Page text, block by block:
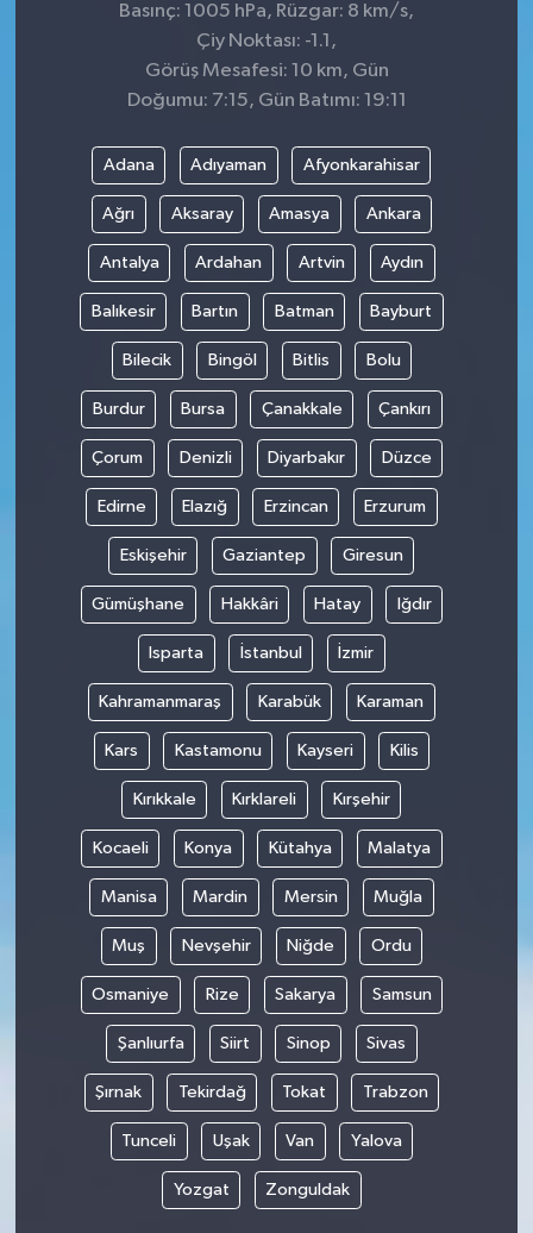
Basınç: 1005 hPa, Rüzgar: 8 km/s,
Çiy Noktası: -1.1,
Görüş Mesafesi: 10 km, Gün
Doğumu: 7:15, Gün Batımı: 19:11
Adana Adıyaman Afyonkarahisar
Ağrı Aksaray Amasya Ankara
Antalya Ardahan Artvin Aydın
Balıkesir Bartın Batman Bayburt
Bilecik Bingöl Bitlis Bolu
Burdur Bursa Çanakkale Çankırı
Çorum Denizli Diyarbakır Düzce
Edirne Elazığ Erzincan Erzurum
Eskişehir Gaziantep Giresun
Gümüşhane Hakkâri Hatay Iğdır
Isparta İstanbul İzmir
Kahramanmaraş Karabük Karaman
Kars Kastamonu Kayseri Kilis
Kırıkkale Kırklareli Kırşehir
Kocaeli Konya Kütahya Malatya
Manisa Mardin Mersin Muğla
Muş Nevşehir Niğde Ordu
Osmaniye Rize Sakarya Samsun
Şanlıurfa Siirt Sinop Sivas
Şırnak Tekirdağ Tokat Trabzon
Tunceli Uşak Van Yalova
Yozgat Zonguldak